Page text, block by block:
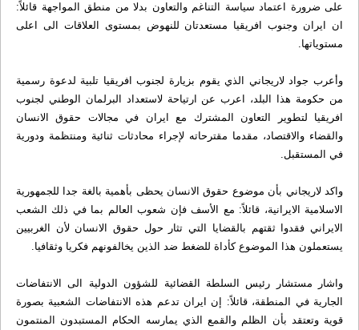
على ضرورة اعتماد سياسة التناغم والتعاون بدلا من منطق المواجهة قائلاً:
ان ايران وجنوب افريقيا مستعدتان للنهوض بمستوى العلاقات الى اعلى
مستوياتها.
وأعرب جواد لاريجاني الذي يقوم بزيارة لجنوب افريقيا تلبية لدعوة رسمية
من حكومة هذا البلد، اعرب عن ارتياحة لاستعداد البرلمان الوطني لجنوب
افريقيا لتطوير التعاون المشترك مع ايران في مجالات حقوق الانسان
والقضاء والاقتصاد، مقدما مقترحاته لإجراء محادثات ثنائية ومنتظمة ودورية
في المستقبل.
واكد لاريجاني بأن موضوع حقوق الانسان يحظى بأهمية بالغة جدا للجمهورية
الاسلامية الايرانية، قائلاً: مع الأسف فإن شعوب العالم بما في ذلك الشعب
الايراني فقدوا ثقتهم بالقضايا التي تثار حول حقوق الانسان لأن الغربيين
يستعملون هذا الموضوع كأداة للضغط ضد الذين يخالفونهم فكريا وثقافيا.
واشار مستشار رئيس السلطة القضائية للشؤون الدولية الى الانتفاضات
الجارية في المنطقة، قائلاً: إن ايران تدعم هذه الانتفاضات الشعبية بصورة
قوية وتعتقد بأن الظلم والقمع الذي يمارسه الحكام المستبدون المنتمون